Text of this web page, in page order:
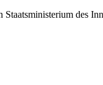
des